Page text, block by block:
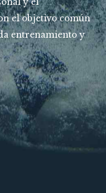
de Murcia,
que
el triatlón y el
es fomentar el
y el
el objetivo común
entrenamiento y